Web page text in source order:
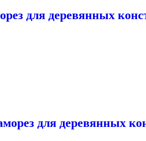
для деревянных
для деревянных